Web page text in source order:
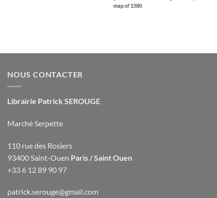
map of 1580
NOUS CONTACTER
Librairie Patrick SEROUGE
Marché Serpette
110 rue des Rosiers
93400 Saint-Ouen Paris / Saint Ouen
+33 6 12 89 90 97
patrick.serouge@gmail.com